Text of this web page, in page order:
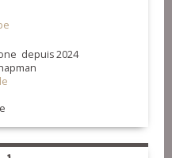
depuis 2024